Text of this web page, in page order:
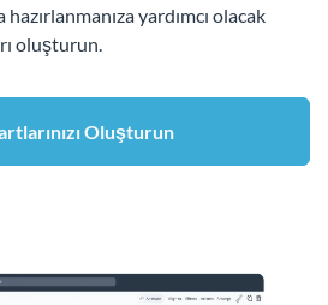
yardımcı olacak
oluşturun.
Oluşturun